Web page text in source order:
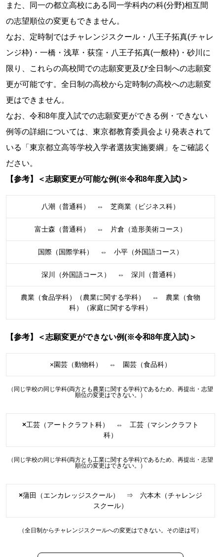
また、同一の都立高校にある同一学科内の科(分野)相互間
の志望順位の変更もできません。
なお、定時制ではチャレンジスクール・八王子拓真(チャレ
ンジ枠)・一橋・浅草・荻窪・八王子拓真(一般枠)・砂川に
限り、これらの高校間での志願変更及び全日制への志願変
更が可能です。全日制の高校から定時制の高校への志願変
更はできません。
なお、令和8年度入試での志願変更ができる例・できない
例等の詳細については、東京都教育委員会より発表されて
いる「東京都立高等学校入学者選抜実施要綱」をご確認く
ださい。
【参考】＜志願変更が可能な例(※令和8年度入試)＞
八潮（普通科） ⇔ 芝商業（ビジネス科）
富士森（普通科） ⇔ 片倉（造形美術コース）
国際（国際学科） ⇔ 小平（外国語コース）
深川（外国語コース） ⇔ 深川（普通科）
農業（食品学科）（農業に関する学科） ⇔ 農業（食物
科）（家庭に関する学科）
【参考】＜志願変更ができない例(※令和8年度入試)＞
×園芸（動物科） ⇔ 園芸（食品科）
（同じ学校の同じ学科(両方とも農業に関する学科)であるため、再提出・志望
順位の変更はできない。）
×工芸（アートクラフト科） ⇔ 工芸（マシンクラフト
科）
（同じ学校の同じ学科(両方とも工業に関する学科)であるため、再提出・志望
順位の変更はできない。）
×蒲田（エンカレッジスクール） ⇒ 六本木（チャレンジ
スクール）
（全日制からチャレンジスクールへの変更はできない。その逆は可）